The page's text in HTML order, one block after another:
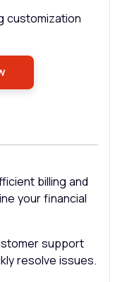
customization
Opens New Window
billing and
your financial
support
resolve issues.